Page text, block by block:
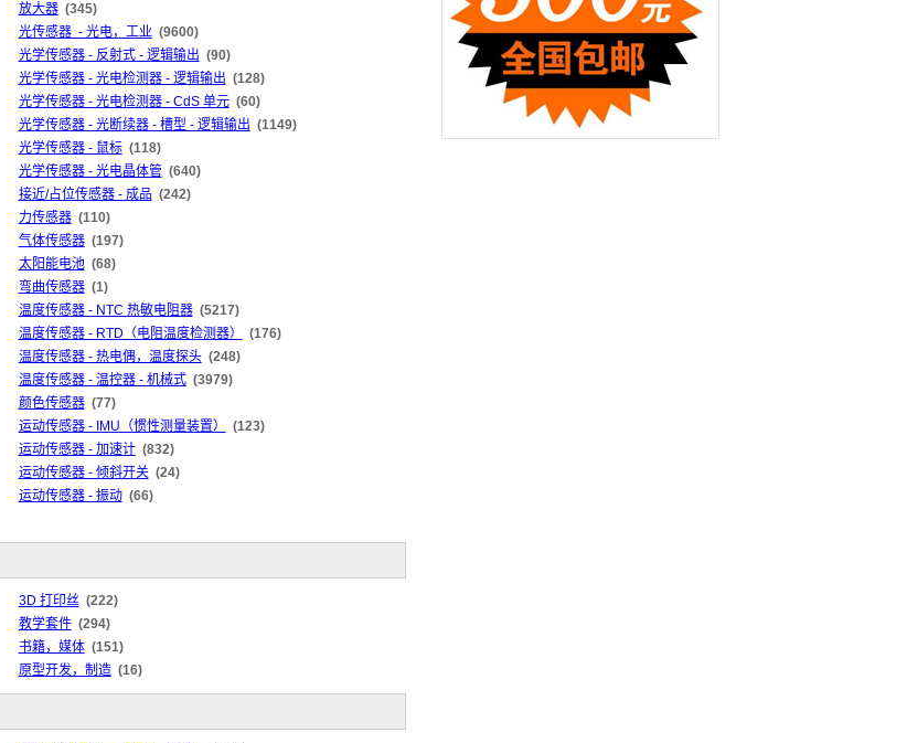
放大器 (345)
光传感器 - 光电，工业 (9600)
光学传感器 - 反射式 - 逻辑输出 (90)
光学传感器 - 光电检测器 - 逻辑输出 (128)
光学传感器 - 光电检测器 - CdS 单元 (60)
光学传感器 - 光断续器 - 槽型 - 逻辑输出 (1149)
光学传感器 - 鼠标 (118)
光学传感器 - 光电晶体管 (640)
接近/占位传感器 - 成品 (242)
力传感器 (110)
气体传感器 (197)
太阳能电池 (68)
弯曲传感器 (1)
温度传感器 - NTC 热敏电阻器 (5217)
温度传感器 - RTD（电阻温度检测器）
(176)
温度传感器 - 热电偶，温度探头 (248)
温度传感器 - 温控器 - 机械式 (3979)
颜色传感器 (77)
运动传感器 - IMU（惯性测量装置）
(123)
运动传感器 - 加速计 (832)
运动传感器 - 倾斜开关 (24)
运动传感器 - 振动 (66)
3D 打印丝 (222)
教学套件 (294)
书籍，媒体 (151)
原型开发，制造 (16)